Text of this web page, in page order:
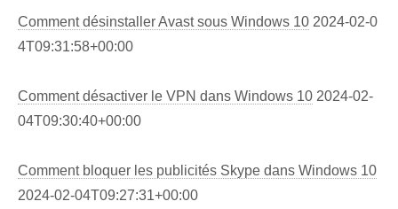
Comment désinstaller Avast sous Windows 10 2024-02-0
4T09:31:58+00:00
Comment désactiver le VPN dans Windows 10 2024-02-
04T09:30:40+00:00
Comment bloquer les publicités Skype dans Windows 10
2024-02-04T09:27:31+00:00